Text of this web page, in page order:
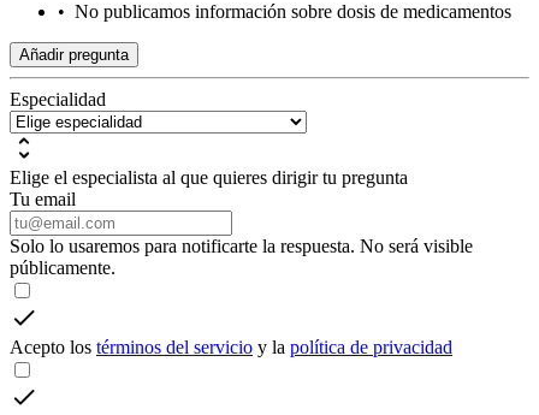
• No publicamos información sobre dosis de medicamentos
Añadir pregunta
Especialidad
Elige el especialista al que quieres dirigir tu pregunta
Tu email
Solo lo usaremos para notificarte la respuesta. No será visible
públicamente.
Acepto los términos del servicio y la política de privacidad